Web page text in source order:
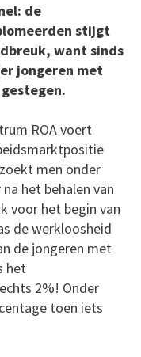
de
stijgt
want sinds
jongeren met
ROA voert
men onder
het behalen van
voor het begin van
de werkloosheid
de jongeren met
het
2%! Onder
toen iets